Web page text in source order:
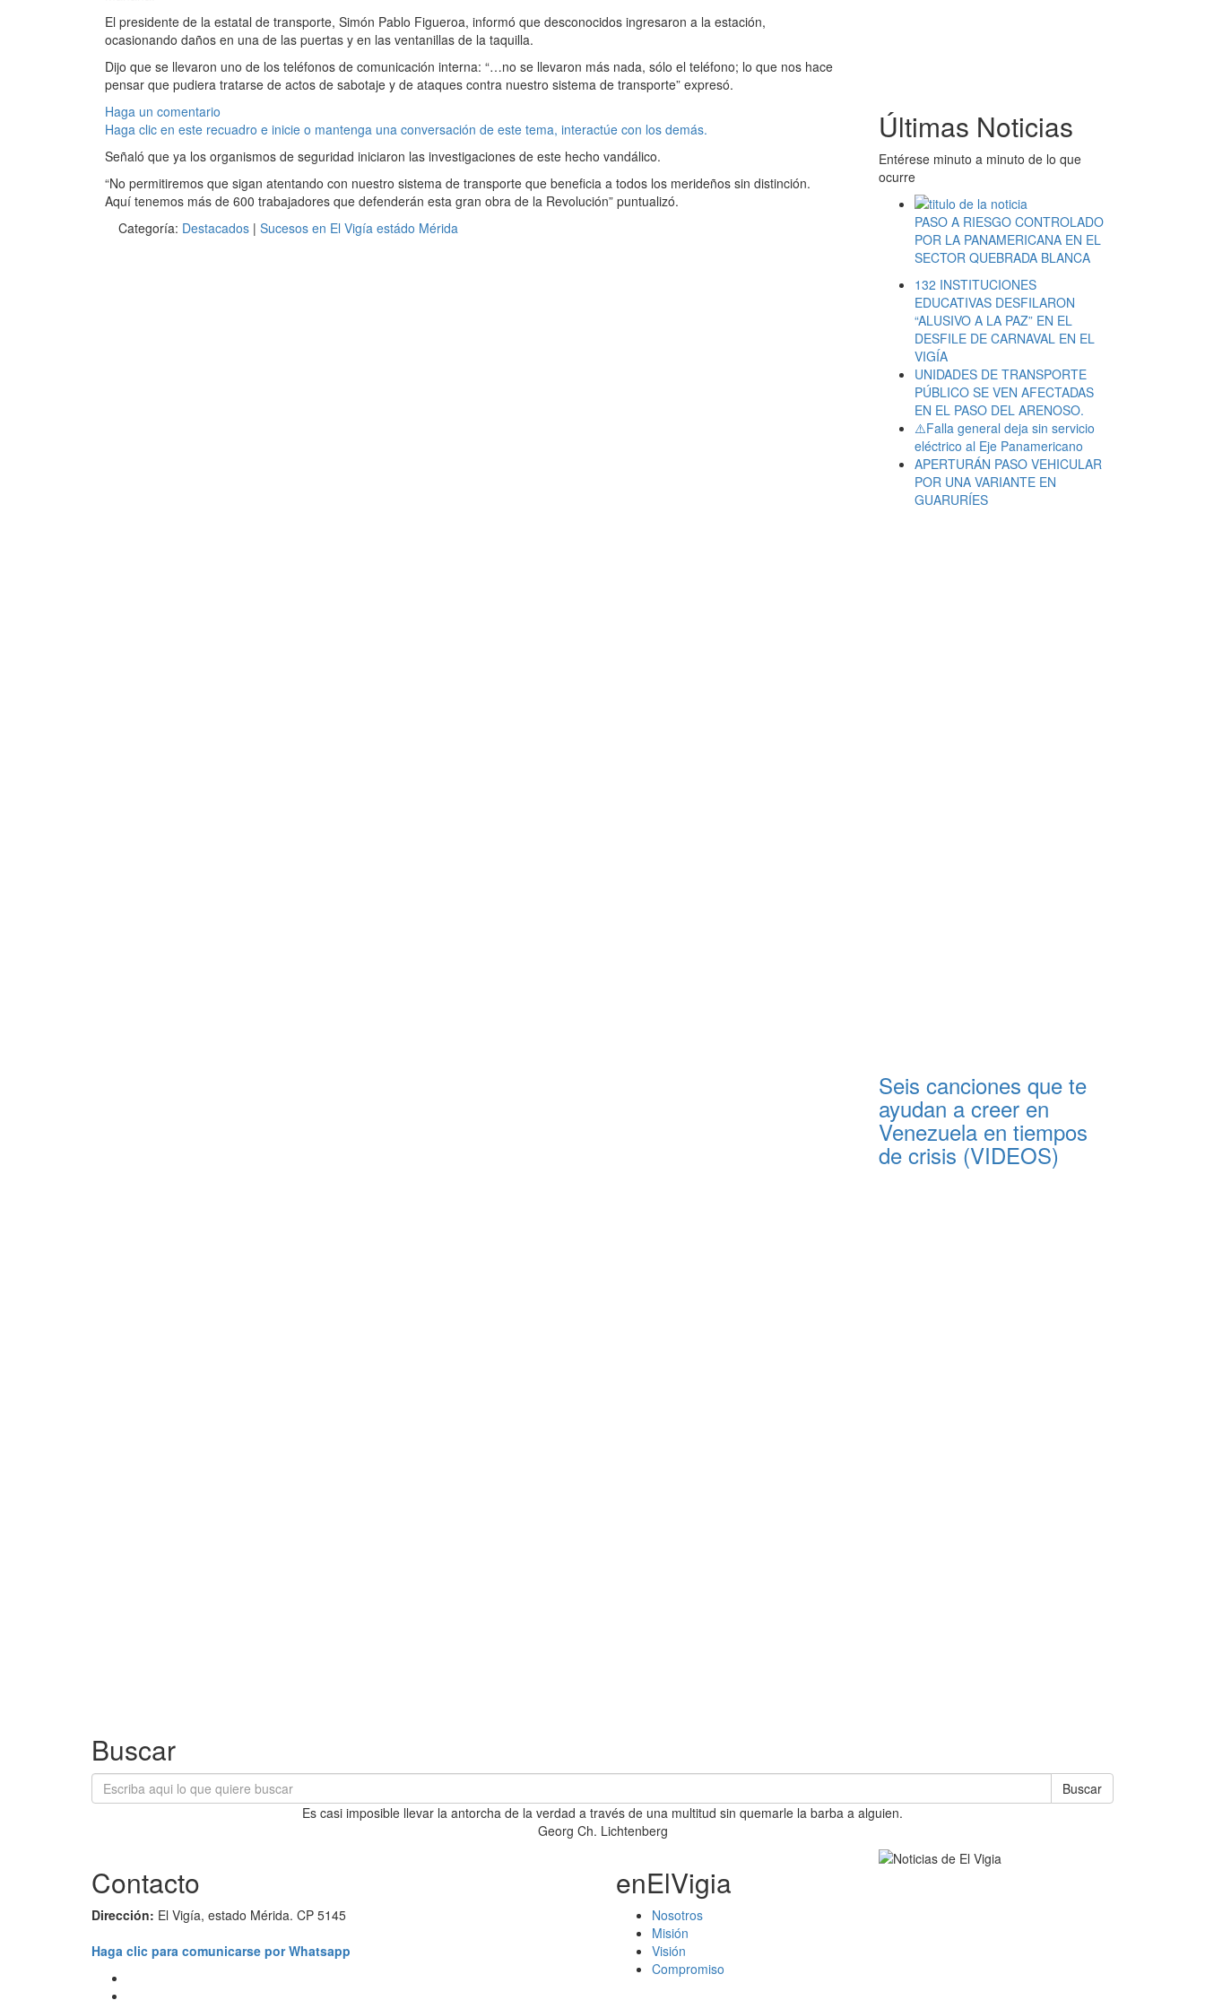
El presidente de la estatal de transporte, Simón Pablo Figueroa, informó que desconocidos ingresaron a la estación,
ocasionando daños en una de las puertas y en las ventanillas de la taquilla.
Dijo que se llevaron uno de los teléfonos de comunicación interna: “…no se llevaron más nada, sólo el teléfono; lo que nos hace
pensar que pudiera tratarse de actos de sabotaje y de ataques contra nuestro sistema de transporte” expresó.
Haga un comentario
Haga clic en este recuadro e inicie o mantenga una conversación de este tema, interactúe con los demás.
Señaló que ya los organismos de seguridad iniciaron las investigaciones de este hecho vandálico.
“No permitiremos que sigan atentando con nuestro sistema de transporte que beneficia a todos los merideños sin distinción.
Aquí tenemos más de 600 trabajadores que defenderán esta gran obra de la Revolución” puntualizó.
Categoría: Destacados | Sucesos en El Vigía estádo Mérida
Últimas Noticias
Entérese minuto a minuto de lo que
ocurre
PASO A RIESGO CONTROLADO
POR LA PANAMERICANA EN EL
SECTOR QUEBRADA BLANCA
132 INSTITUCIONES
EDUCATIVAS DESFILARON
“ALUSIVO A LA PAZ” EN EL
DESFILE DE CARNAVAL EN EL
VIGÍA
UNIDADES DE TRANSPORTE
PÚBLICO SE VEN AFECTADAS
EN EL PASO DEL ARENOSO.
⚠️Falla general deja sin servicio
eléctrico al Eje Panamericano
APERTURÁN PASO VEHICULAR
POR UNA VARIANTE EN
GUARURÍES
Seis canciones que te
ayudan a creer en
Venezuela en tiempos
de crisis (VIDEOS)
Buscar
Buscar
Es casi imposible llevar la antorcha de la verdad a través de una multitud sin quemarle la barba a alguien.
Georg Ch. Lichtenberg
Contacto
Dirección: El Vigía, estado Mérida. CP 5145
Haga clic para comunicarse por Whatsapp
enElVigia
Nosotros
Misión
Visión
Compromiso